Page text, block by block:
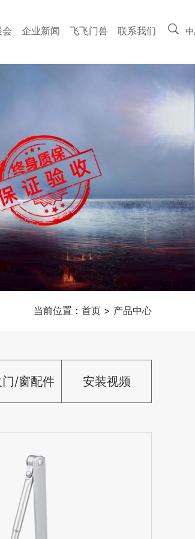
企业新闻 飞飞门兽 联系我们 中
当前位置： 首页 > 产品中心
门/窗配件 安装视频